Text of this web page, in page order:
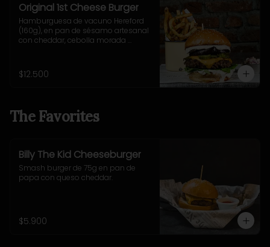
Original 1st Cheese Burger
Hamburguesa de vacuno Hereford
(160g), en pan de sésamo artesanal
con cheddar, cebolla morada
acompañamiento a elección.
$12.500
The Favorites
Billy The Kid Cheeseburger
Smash burger de 75g en pan de
papa con queso cheddar.
$5.900